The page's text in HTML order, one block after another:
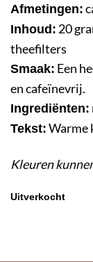
Afmetingen:
Inhoud: 20
theefilters
Smaak: Een
en cafeïnevrij.
Ingrediënten:
Tekst: Warme
Kleuren
Uitverkocht